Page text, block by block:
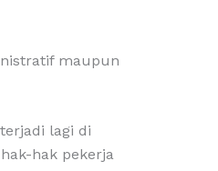
maupun
lagi di
hak pekerja